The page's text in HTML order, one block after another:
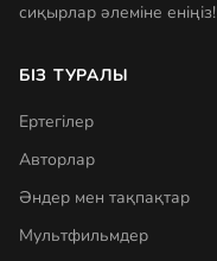
сиқырлар әлеміне еніңіз!
БІЗ ТУРАЛЫ
Ертегілер
Авторлар
Әндер мен тақпақтар
Мультфильмдер